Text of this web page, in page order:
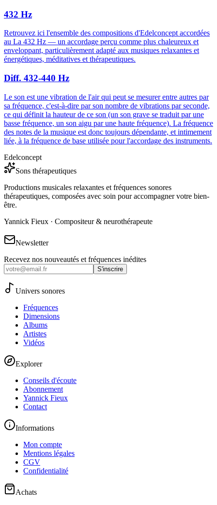
432 Hz
Retrouvez ici l'ensemble des compositions d'Edelconcept accordées
au La 432 Hz — un accordage perçu comme plus chaleureux et
enveloppant, particulièrement adapté aux musiques relaxantes et
énergétiques, méditatives et thérapeutiques.
Diff. 432-440 Hz
Le son est une vibration de l'air qui peut se mesurer entre autres par
sa fréquence, c'est-à-dire par son nombre de vibrations par seconde,
ce qui définit la hauteur de ce son (un son grave se traduit par une
basse fréquence, un son aigu par une haute fréquence). La fréquence
des notes de la musique est donc toujours dépendante, et intimement
liée, à la fréquence de base utilisée pour l'accordage des instruments.
Edelconcept
Sons thérapeutiques
Productions musicales relaxantes et fréquences sonores
thérapeutiques, composées avec soin pour accompagner votre bien-
être.
Yannick Fieux · Compositeur & neurothérapeute
Newsletter
Recevez nos nouveautés et fréquences inédites
S'inscrire
Univers sonores
Fréquences
Dimensions
Albums
Artistes
Vidéos
Explorer
Conseils d'écoute
Abonnement
Yannick Fieux
Contact
Informations
Mon compte
Mentions légales
CGV
Confidentialité
Achats